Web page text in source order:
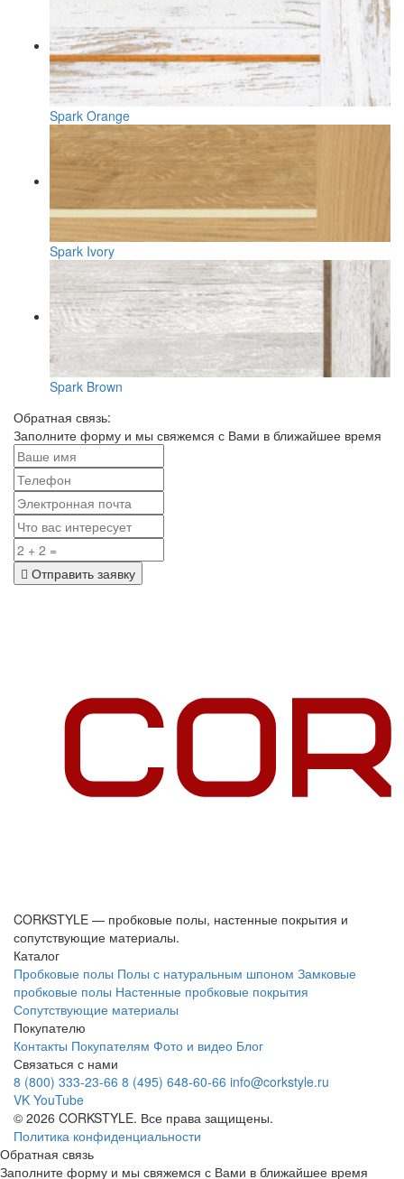
Spark Orange
Spark Ivory
Spark Brown
Обратная связь:
Заполните форму и мы свяжемся с Вами в ближайшее время
Отправить заявку
CORKSTYLE — пробковые полы, настенные покрытия и
сопутствующие материалы.
Каталог
Пробковые полы Полы с натуральным шпоном Замковые
пробковые полы Настенные пробковые покрытия
Сопутствующие материалы
Покупателю
Контакты Покупателям Фото и видео Блог
Связаться с нами
8 (800) 333-23-66 8 (495) 648-60-66 info@corkstyle.ru
VK YouTube
© 2026 CORKSTYLE. Все права защищены.
Политика конфиденциальности
Обратная связь
Заполните форму и мы свяжемся с Вами в ближайшее время